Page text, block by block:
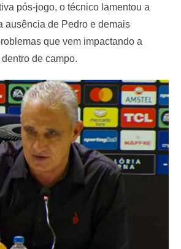
pós-jogo, o técnico lamentou a
ausência de Pedro e demais
que vem impactando a
de campo.